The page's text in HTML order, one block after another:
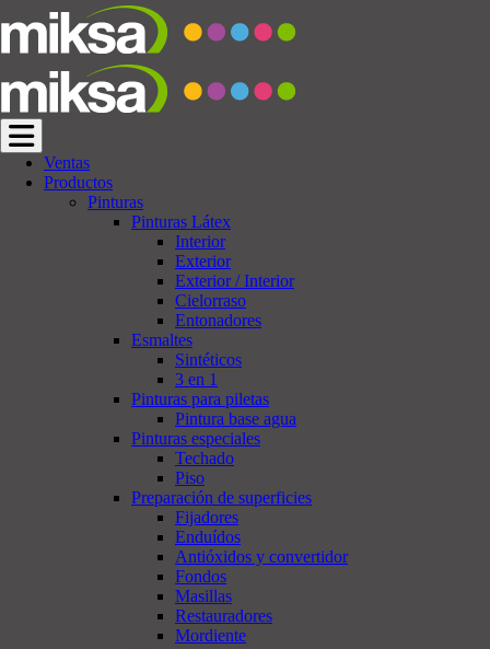
Cambiar navegación
Ventas
Productos
Pinturas
Pinturas Látex
Interior
Exterior
Exterior / Interior
Cielorraso
Entonadores
Esmaltes
Sintéticos
3 en 1
Pinturas para piletas
Pintura base agua
Pinturas especiales
Techado
Piso
Preparación de superficies
Fijadores
Enduídos
Antióxidos y convertidor
Fondos
Masillas
Restauradores
Mordiente